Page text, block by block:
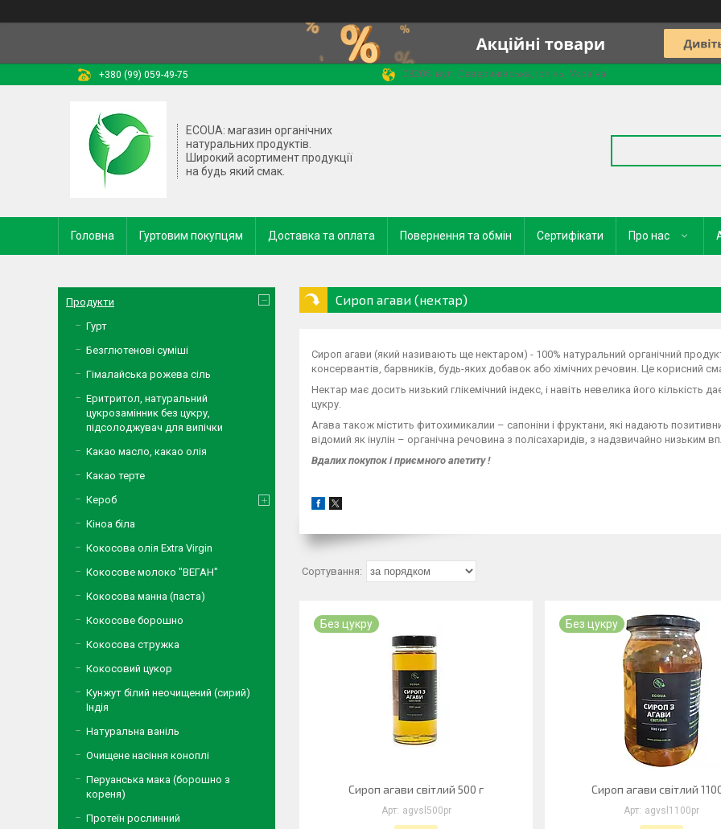
+380 (99) 059-49-75 08205, вул. Северинівська, Ірпінь, Україна
ECOUA: магазин органічних
натуральних продуктів.
Широкий асортимент продукції
на будь який смак.
Головна Гуртовим покупцям Доставка та оплата Повернення та обмін Сертифікати Про нас
Сироп агави (нектар)
Сироп агави (який називають ще нектаром) - 100% натуральний органічний
консервантів, барвників, будь-яких добавок або хімічних речовин. Це корисний
Нектар має досить низький глікемічний індекс, і навіть невелика його кількість
цукру.
Агава також містить фитохимикалии – сапоніни і фруктани, які надають
відомий як інулін – органічна речовина з полісахаридів, з надзвичайно низьким
Вдалих покупок і приємного апетиту !
Без цукру
Сироп агави світлий 500 г
agvsl500pr
Без цукру
Сироп агави світлий
agvsl1100pr
Продукти
Гурт
Безглютенові суміші
Гімалайська рожева сіль
Еритритол, натуральний
цукрозамінник без цукру,
підсолоджувач для випічки
Какао масло, какао олія
Какао терте
Кероб
Кіноа біла
Кокосова олія Extra Virgin
Кокосове молоко "ВЕГАН"
Кокосова манна (паста)
Кокосове борошно
Кокосова стружка
Кокосовий цукор
Кунжут білий неочищений (сирий)
Індія
Натуральна ваніль
Очищене насіння коноплі
Перуанська мака (борошно з
кореня)
Протеїн рослинний